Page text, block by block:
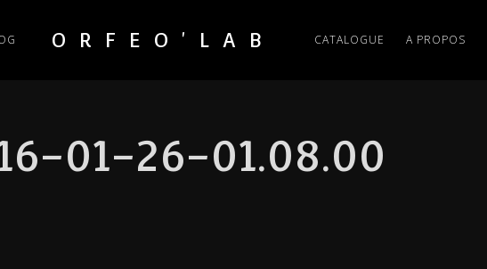
ORFEO'LAB CATALOGUE A PROPOS
01-26-01.08.00